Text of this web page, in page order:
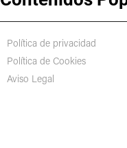
Política de privacidad
Política de Cookies
Aviso Legal